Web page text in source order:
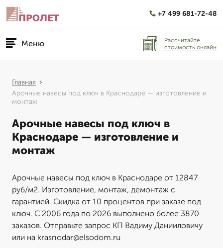
+7 499 681-72-48
Меню
Рассчитайте
стоимость онлайн
Главная
Арочные навесы под ключ в Краснодаре — изготовление и
монтаж
Арочные навесы под ключ в
Краснодаре — изготовление и
монтаж
Арочные навесы под ключ в Краснодаре от 12847
руб/м2. Изготовление, монтаж, демонтаж с
гарантией. Скидка от 10 процентов при заказе под
ключ. С 2006 года по 2026 выполнено более 3870
заказов. Отправьте запрос КП Вадиму Данииловичу
или на krasnodar@elsodom.ru